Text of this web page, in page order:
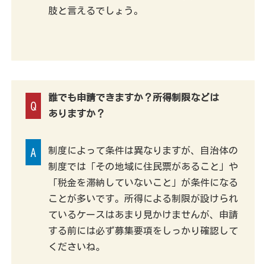
肢と言えるでしょう。
Q
誰でも申請できますか？所得制限などは
ありますか？
A
制度によって条件は異なりますが、自治体の
制度では「その地域に住民票があること」や
「税金を滞納していないこと」が条件になる
ことが多いです。所得による制限が設けられ
ているケースはあまり見かけませんが、申請
する前には必ず募集要項をしっかり確認して
くださいね。